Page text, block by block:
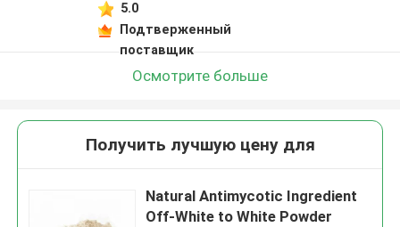
5.0
Подтверженный
поставщик
Осмотрите больше
Получить лучшую цену для
Natural Antimycotic Ingredient
Off-White to White Powder